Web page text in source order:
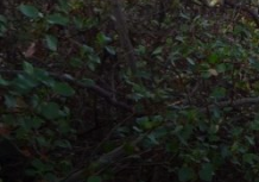
Zum
Inhalt
springen